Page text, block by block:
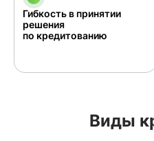
Гибкость в принятии
решения
по кредитованию
Виды